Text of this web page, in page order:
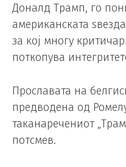
Доналд Трамп, го
американската
за кој многу
поткопува
Прославата на
предводена од
таканаречениот
потсмев.